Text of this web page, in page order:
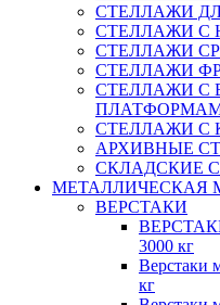
СТЕЛЛАЖИ
СТЕЛЛАЖИ
СТЕЛЛАЖИ
СТЕЛЛАЖИ
СТЕЛЛАЖИ С
СТЕЛЛАЖИ С
АРХИВНЫЕ
СКЛАДСКИЕ
МЕТАЛЛИЧЕСКАЯ
ВЕРСТАКИ
ВЕРСТАКИ
3000 кг
Верстаки
кг